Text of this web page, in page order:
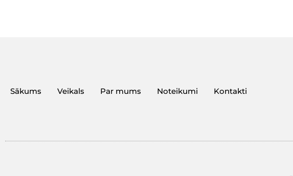
Sākums Veikals Par mums Noteikumi Kontakti